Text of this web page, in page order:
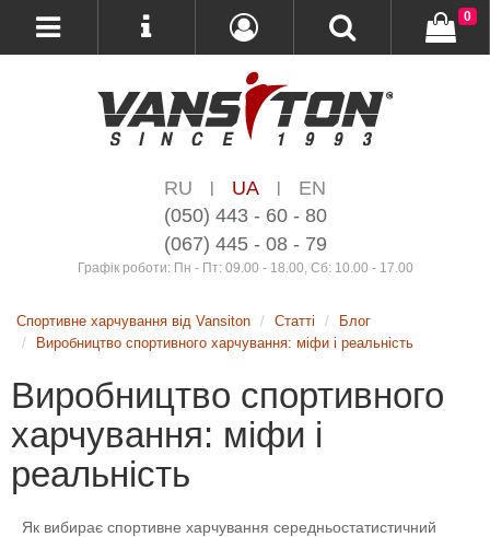
RU | UA |
EN
(050) 443 - 60 - 80
(067) 445 - 08 - 79
Графік роботи: Пн - Пт: 09.00 - 18.00, Сб: 10.00 - 17.00
0
Спортивне харчування від Vansiton Статті
Блог
Виробництво спортивного харчування: міфи і реальність
Виробництво спортивного
харчування: міфи і
реальність
Як вибирає спортивне харчування середньостатистичний